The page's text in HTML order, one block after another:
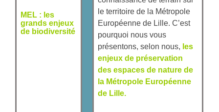
MEL : les
grands enjeux
de biodiversité
le territoire de la Métropole
Européenne de Lille. C’est
pourquoi nous vous
présentons, selon nous, les
enjeux de préservation
des espaces de nature de
la Métropole Européenne
de Lille.